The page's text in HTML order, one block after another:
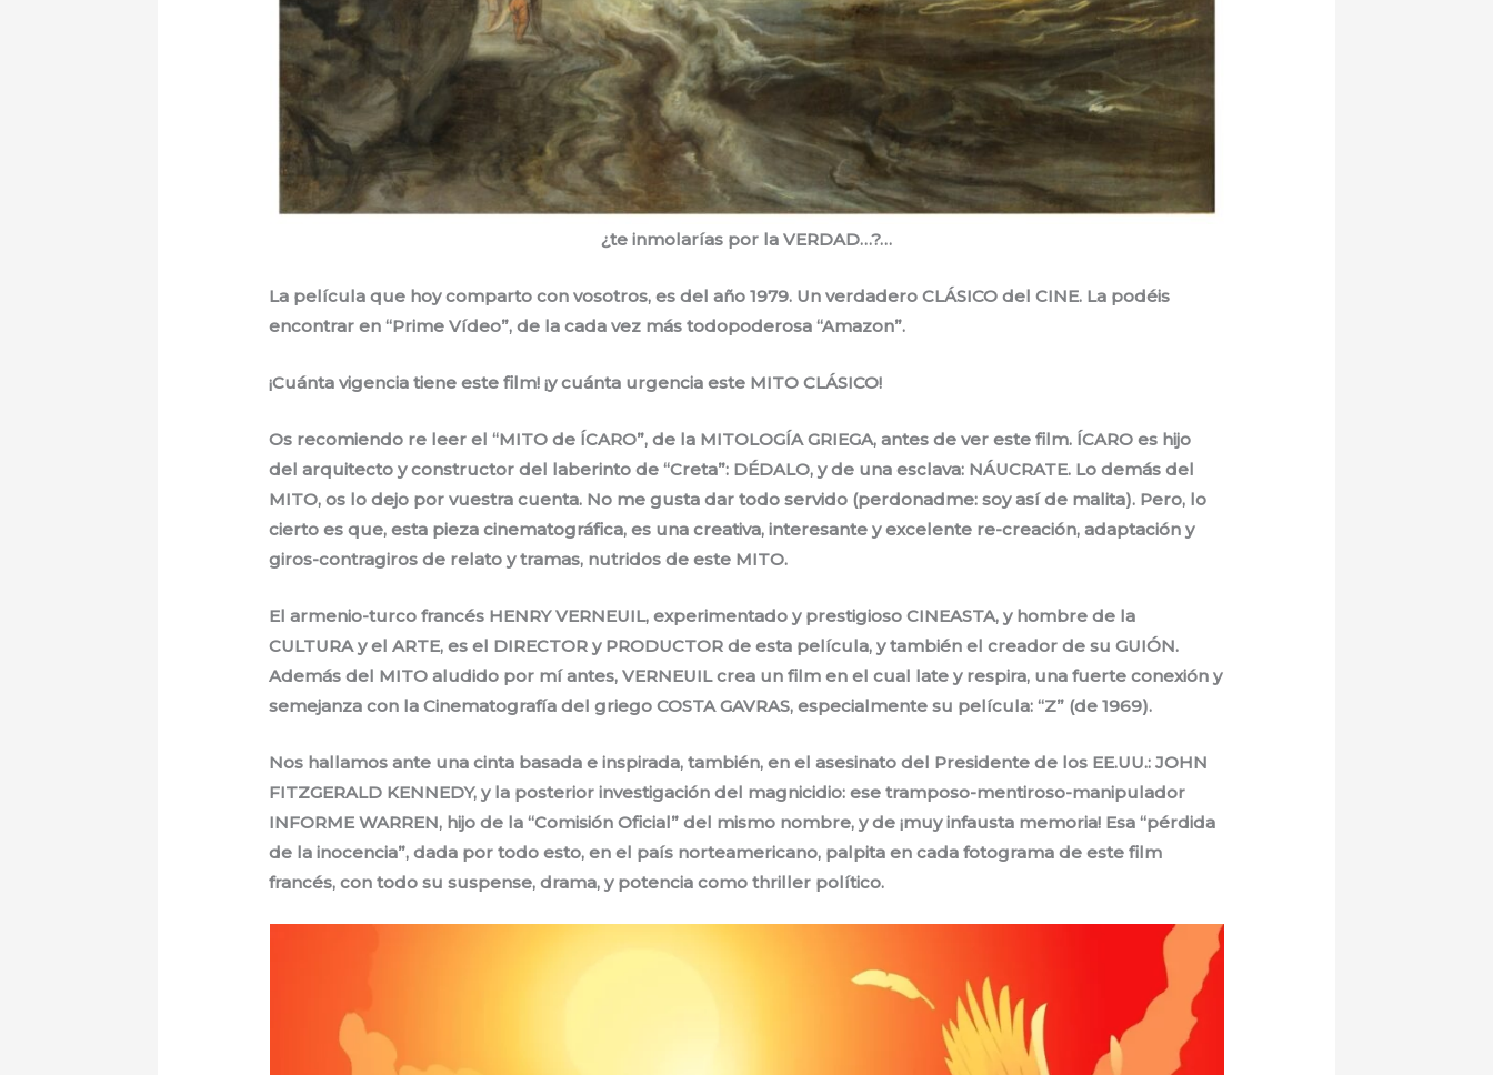
¿te inmolarías por la VERDAD…?…
La película que hoy comparto con vosotros, es del año 1979. Un verdadero CLÁSICO del CINE. La podéis
encontrar en “Prime Vídeo”, de la cada vez más todopoderosa “Amazon”.
¡Cuánta vigencia tiene este film! ¡y cuánta urgencia este MITO CLÁSICO!
Os recomiendo re leer el “MITO de ÍCARO”, de la MITOLOGÍA GRIEGA, antes de ver este film. ÍCARO es hijo
del arquitecto y constructor del laberinto de “Creta”: DÉDALO, y de una esclava: NÁUCRATE. Lo demás del
MITO, os lo dejo por vuestra cuenta. No me gusta dar todo servido (perdonadme: soy así de malita). Pero, lo
cierto es que, esta pieza cinematográfica, es una creativa, interesante y excelente re-creación, adaptación y
giros-contragiros de relato y tramas, nutridos de este MITO.
El armenio-turco francés HENRY VERNEUIL, experimentado y prestigioso CINEASTA, y hombre de la
CULTURA y el ARTE, es el DIRECTOR y PRODUCTOR de esta película, y también el creador de su GUIÓN.
Además del MITO aludido por mí antes, VERNEUIL crea un film en el cual late y respira, una fuerte conexión y
semejanza con la Cinematografía del griego COSTA GAVRAS, especialmente su película: “Z” (de 1969).
Nos hallamos ante una cinta basada e inspirada, también, en el asesinato del Presidente de los EE.UU.: JOHN
FITZGERALD KENNEDY, y la posterior investigación del magnicidio: ese tramposo-mentiroso-manipulador
INFORME WARREN, hijo de la “Comisión Oficial” del mismo nombre, y de ¡muy infausta memoria! Esa “pérdida
de la inocencia”, dada por todo esto, en el país norteamericano, palpita en cada fotograma de este film
francés, con todo su suspense, drama, y potencia como thriller político.